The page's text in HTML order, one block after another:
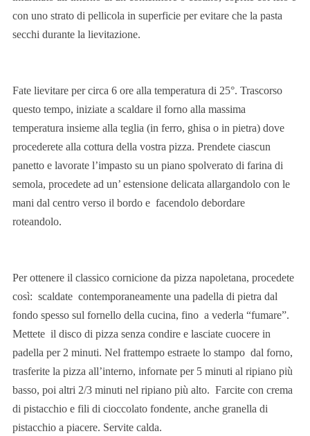
con uno strato di pellicola in superficie per evitare che la pasta
secchi durante la lievitazione.
Fate lievitare per circa 6 ore alla temperatura di 25°. Trascorso
questo tempo, iniziate a scaldare il forno alla massima
temperatura insieme alla teglia (in ferro, ghisa o in pietra) dove
procederete alla cottura della vostra pizza. Prendete ciascun
panetto e lavorate l’impasto su un piano spolverato di farina di
semola, procedete ad un’ estensione delicata allargandolo con le
mani dal centro verso il bordo e facendolo debordare
roteandolo.
Per ottenere il classico cornicione da pizza napoletana, procedete
così: scaldate contemporaneamente una padella di pietra dal
fondo spesso sul fornello della cucina, fino a vederla “fumare”.
Mettete il disco di pizza senza condire e lasciate cuocere in
padella per 2 minuti. Nel frattempo estraete lo stampo dal forno,
trasferite la pizza all’interno, infornate per 5 minuti al ripiano più
basso, poi altri 2/3 minuti nel ripiano più alto. Farcite con crema
di pistacchio e fili di cioccolato fondente, anche granella di
pistacchio a piacere. Servite calda.